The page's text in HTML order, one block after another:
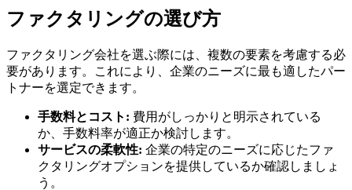
ファクタリングの選び方
ファクタリング会社を選ぶ際には、複数の要素を考慮する必
要があります。これにより、企業のニーズに最も適したパー
トナーを選定できます。
手数料とコスト: 費用がしっかりと明示されている
か、手数料率が適正か検討します。
サービスの柔軟性: 企業の特定のニーズに応じたファ
クタリングオプションを提供しているか確認しましょ
う。